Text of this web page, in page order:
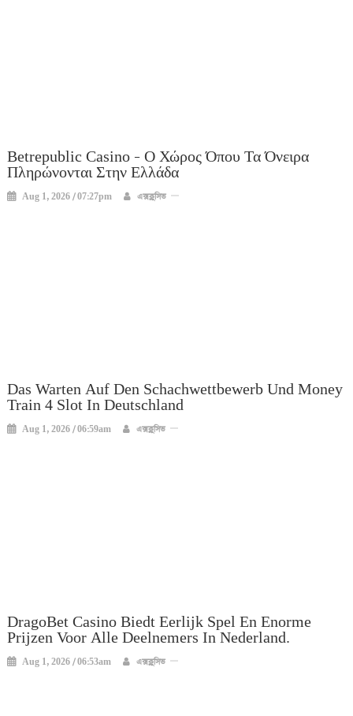
Betrepublic Casino – Ο Χώρος Όπου Τα Όνειρα
Πληρώνονται Στην Ελλάδα
Aug 1, 2026 / 07:27pm এক্সক্লুসিভ
Das Warten Auf Den Schachwettbewerb Und Money
Train 4 Slot In Deutschland
Aug 1, 2026 / 06:59am এক্সক্লুসিভ
DragoBet Casino Biedt Eerlijk Spel En Enorme
Prijzen Voor Alle Deelnemers In Nederland.
Aug 1, 2026 / 06:53am এক্সক্লুসিভ